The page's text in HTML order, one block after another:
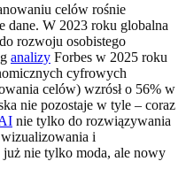
celów rośnie
dane. W 2023 roku globalna
do rozwoju osobistego
analizy Forbes w 2025 roku
cyfrowych
celów) wzrósł o 56% w
nie pozostaje w tyle – coraz
nie tylko do rozwiązywania
i
nie tylko moda, ale nowy